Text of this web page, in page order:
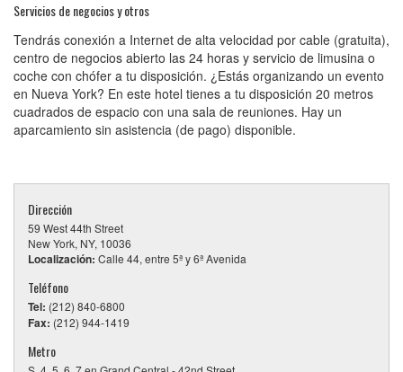
Servicios de negocios y otros
Tendrás conexión a Internet de alta velocidad por cable (gratuita),
centro de negocios abierto las 24 horas y servicio de limusina o
coche con chófer a tu disposición. ¿Estás organizando un evento
en Nueva York? En este hotel tienes a tu disposición 20 metros
cuadrados de espacio con una sala de reuniones. Hay un
aparcamiento sin asistencia (de pago) disponible.
Dirección
59 West 44th Street
New York, NY, 10036
Localización: Calle 44, entre 5ª y 6ª Avenida
Teléfono
Tel: (212) 840-6800
Fax: (212) 944-1419
Metro